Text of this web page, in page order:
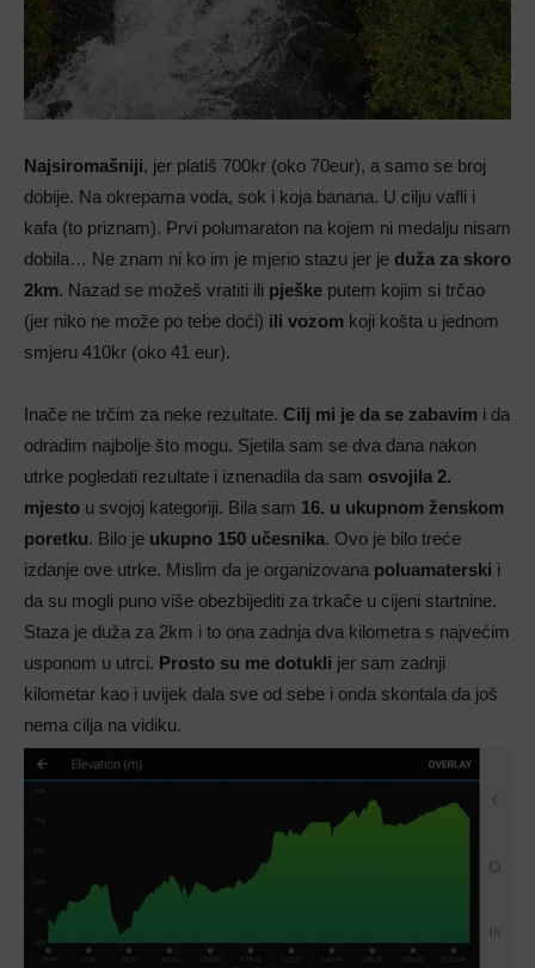
Najsiromašniji, jer platiš 700kr (oko 70eur), a samo se broj
dobije. Na okrepama voda, sok i koja banana. U cilju vafli i
kafa (to priznam). Prvi polumaraton na kojem ni medalju nisam
dobila… Ne znam ni ko im je mjerio stazu jer je duža za skoro
2km. Nazad se možeš vratiti ili pješke putem kojim si trčao
(jer niko ne može po tebe doći) ili vozom koji košta u jednom
smjeru 410kr (oko 41 eur).
Inače ne trčim za neke rezultate. Cilj mi je da se zabavim i da
odradim najbolje što mogu. Sjetila sam se dva dana nakon
utrke pogledati rezultate i iznenadila da sam osvojila 2.
mjesto u svojoj kategoriji. Bila sam 16. u ukupnom ženskom
poretku. Bilo je ukupno 150 učesnika. Ovo je bilo treće
izdanje ove utrke. Mislim da je organizovana poluamaterski i
da su mogli puno više obezbijediti za trkače u cijeni startnine.
Staza je duža za 2km i to ona zadnja dva kilometra s najvećim
usponom u utrci. Prosto su me dotukli jer sam zadnji
kilometar kao i uvijek dala sve od sebe i onda skontala da još
nema cilja na vidiku.